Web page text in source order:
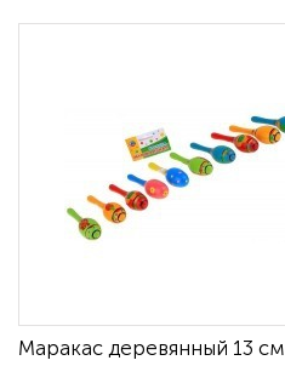
Маракас деревянный 13 см